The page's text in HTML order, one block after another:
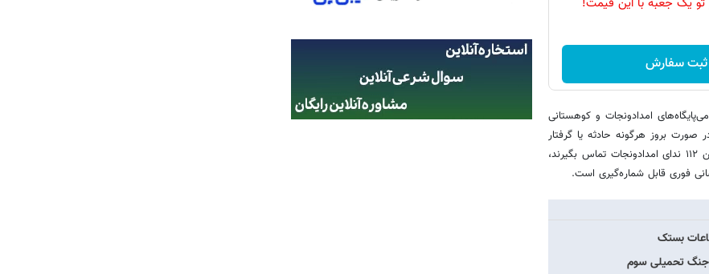
ثبت سفارش
امدادونجات و کوهستانی
بروز هرگونه حادثه یا گرفتار
شدن در شرایط جوی نامساعد، می‌توانند در هر ساعت از شبانه‌روز با شماره تلفن ۱۱۲ ندای امدادونجات تماس بگیرند،
فوری قابل شماره‌گیری است.
بستک
جنگ تحمیلی سوم